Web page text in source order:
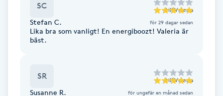
Fransförlängning
Fransförlängning Volym
SC till Valeria
Stefan C. för 29 dagar sedan
Lika bra som vanligt! En energiboozt! Valeria är
bäst.
SR till Valeria
Susanne R. för ungefär en månad sedan